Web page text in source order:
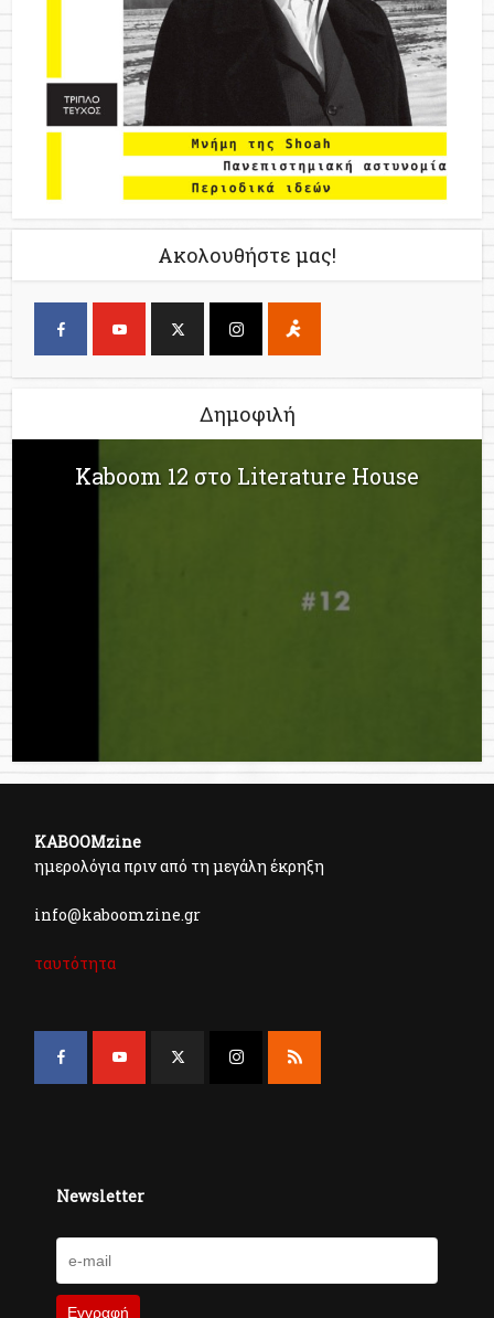
Ακολουθήστε μας!
Δημοφιλή
Kaboom 12 στο Literature House
KABOOMzine
ημερολόγια πριν από τη μεγάλη έκρηξη
info@kaboomzine.gr
ταυτότητα
Newsletter